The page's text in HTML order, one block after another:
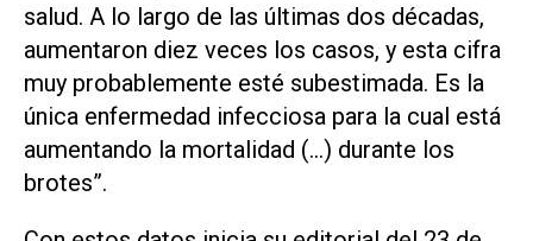
salud. A lo largo de las últimas dos décadas,
aumentaron diez veces los casos, y esta cifra
muy probablemente esté subestimada. Es la
única enfermedad infecciosa para la cual está
aumentando la mortalidad (…) durante los
brotes”.